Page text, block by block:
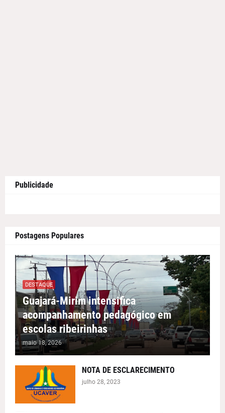
Publicidade
Postagens Populares
DESTAQUE
Guajará-Mirim intensifica
acompanhamento pedagógico em
escolas ribeirinhas
maio 18, 2026
NOTA DE ESCLARECIMENTO
julho 28, 2023